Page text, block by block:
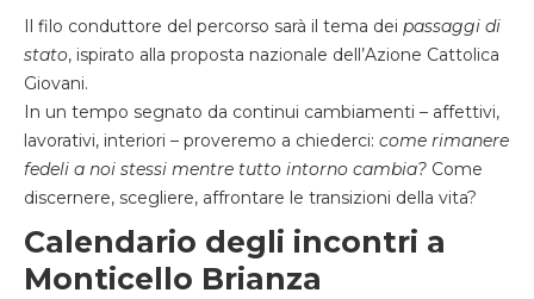
Il filo conduttore del percorso sarà il tema dei passaggi di
stato, ispirato alla proposta nazionale dell’Azione Cattolica
Giovani.
In un tempo segnato da continui cambiamenti – affettivi,
lavorativi, interiori – proveremo a chiederci: come rimanere
fedeli a noi stessi mentre tutto intorno cambia? Come
discernere, scegliere, affrontare le transizioni della vita?
Calendario degli incontri a
Monticello Brianza